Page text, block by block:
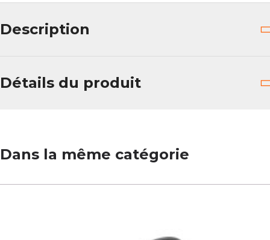
Description
Détails du produit
Dans la même catégorie